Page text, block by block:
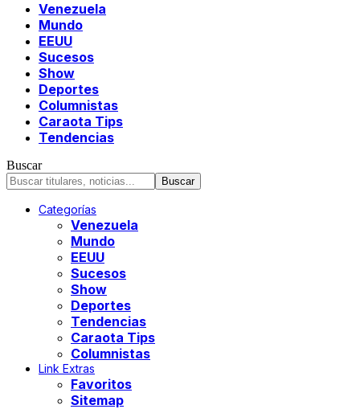
Venezuela
Mundo
EEUU
Sucesos
Show
Deportes
Columnistas
Caraota Tips
Tendencias
Buscar
Categorías
Venezuela
Mundo
EEUU
Sucesos
Show
Deportes
Tendencias
Caraota Tips
Columnistas
Link Extras
Favoritos
Sitemap